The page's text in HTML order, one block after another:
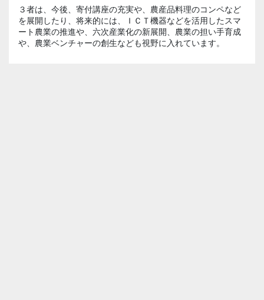
３者は、今後、寄付講座の充実や、農産品料理のコンペなど
を展開したり、将来的には、ＩＣＴ機器などを活用したスマ
ート農業の推進や、六次産業化の新展開、農業の担い手育成
や、農業ベンチャーの創生なども視野に入れています。